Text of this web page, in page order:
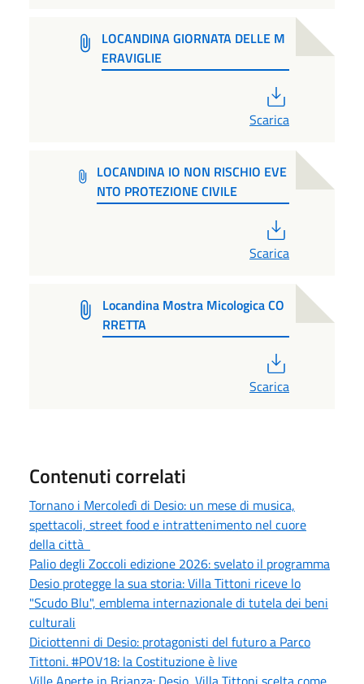
LOCANDINA GIORNATA DELLE M
ERAVIGLIE
Scarica
LOCANDINA IO NON RISCHIO EVE
NTO PROTEZIONE CIVILE
Scarica
Locandina Mostra Micologica CO
RRETTA
Scarica
Contenuti correlati
Tornano i Mercoledì di Desio: un mese di musica,
spettacoli, street food e intrattenimento nel cuore
della città
Palio degli Zoccoli edizione 2026: svelato il programma
Desio protegge la sua storia: Villa Tittoni riceve lo
"Scudo Blu", emblema internazionale di tutela dei beni
culturali
Diciottenni di Desio: protagonisti del futuro a Parco
Tittoni. #POV18: la Costituzione è live